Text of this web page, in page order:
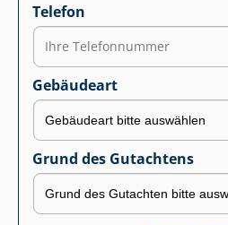
Telefon
Gebäudeart
Grund des Gutachtens